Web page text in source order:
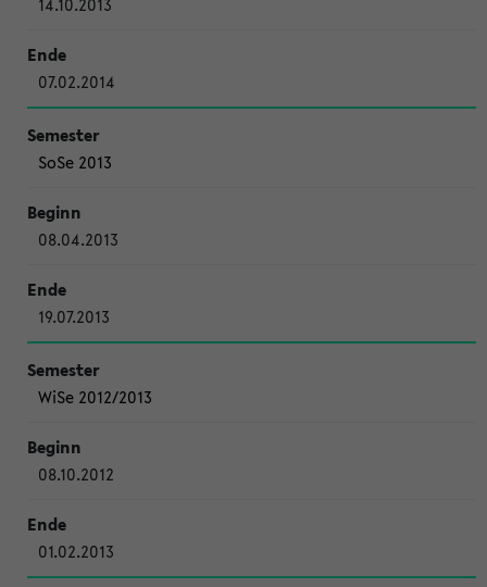
07.02.2014
SoSe 2013
08.04.2013
19.07.2013
WiSe 2012/2013
08.10.2012
01.02.2013